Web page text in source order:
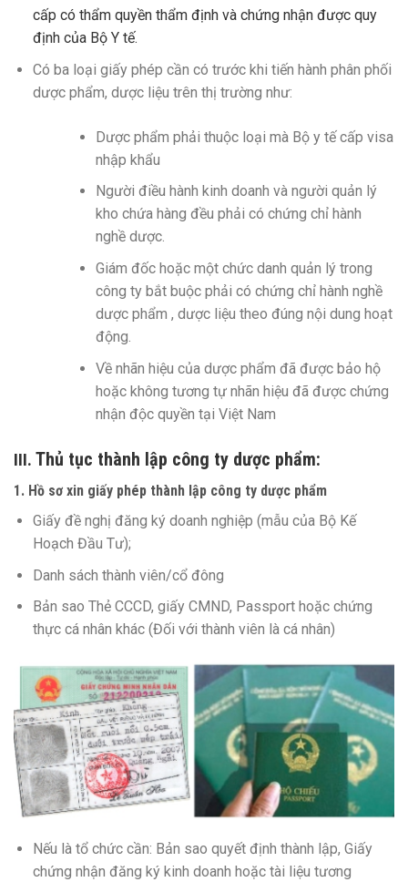
cấp có thẩm quyền thẩm định và chứng nhận được quy
định của Bộ Y tế.
Có ba loại giấy phép cần có trước khi tiến hành phân phối
dược phẩm, dược liệu trên thị trường như:
Dược phẩm phải thuộc loại mà Bộ y tế cấp visa
nhập khẩu
Người điều hành kinh doanh và người quản lý
kho chứa hàng đều phải có chứng chỉ hành
nghề dược.
Giám đốc hoặc một chức danh quản lý trong
công ty bắt buộc phải có chứng chỉ hành nghề
dược phẩm , dược liệu theo đúng nội dung hoạt
động.
Về nhãn hiệu của dược phẩm đã được bảo hộ
hoặc không tương tự nhãn hiệu đã được chứng
nhận độc quyền tại Việt Nam
III. Thủ tục thành lập công ty dược phẩm:
1. Hồ sơ xin giấy phép thành lập công ty dược phẩm
Giấy đề nghị đăng ký doanh nghiệp (mẫu của Bộ Kế
Hoạch Đầu Tư);
Danh sách thành viên/cổ đông
Bản sao Thẻ CCCD, giấy CMND, Passport hoặc chứng
thực cá nhân khác (Đối với thành viên là cá nhân)
Nếu là tổ chức cần: Bản sao quyết định thành lập, Giấy
chứng nhận đăng ký kinh doanh hoặc tài liệu tương